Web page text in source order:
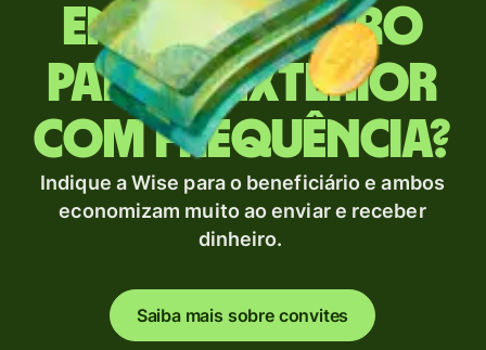
Envia dinheiro
para o exterior
com frequência?
Indique a Wise para o beneficiário e ambos
economizam muito ao enviar e receber
dinheiro.
Saiba mais sobre convites